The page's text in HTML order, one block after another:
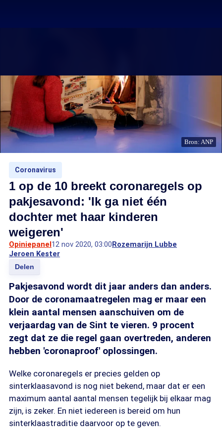
Bron: ANP
Coronavirus
1 op de 10 breekt coronaregels op
pakjesavond: 'Ik ga niet één
dochter met haar kinderen
weigeren'
Opiniepanel12 nov 2020, 03:00Rozemarijn Lubbe
Jeroen Kester
Delen
Pakjesavond wordt dit jaar anders dan anders.
Door de coronamaatregelen mag er maar een
klein aantal mensen aanschuiven om de
verjaardag van de Sint te vieren. 9 procent
zegt dat ze die regel gaan overtreden, anderen
hebben 'coronaproof' oplossingen.
Welke coronaregels er precies gelden op
sinterklaasavond is nog niet bekend, maar dat er een
maximum aantal aantal mensen tegelijk bij elkaar mag
zijn, is zeker. En niet iedereen is bereid om hun
sinterklaastraditie daarvoor op te geven.